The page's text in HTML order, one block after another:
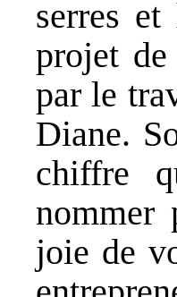
serres
projet
par le
Diane.
chiffre
nommer
joie de